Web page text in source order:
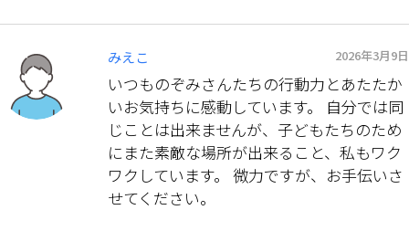
みえこ 2026年3月9日
いつものぞみさんたちの行動力とあたたか
いお気持ちに感動しています。 自分では同
じことは出来ませんが、子どもたちのため
にまた素敵な場所が出来ること、私もワク
ワクしています。 微力ですが、お手伝いさ
せてください。